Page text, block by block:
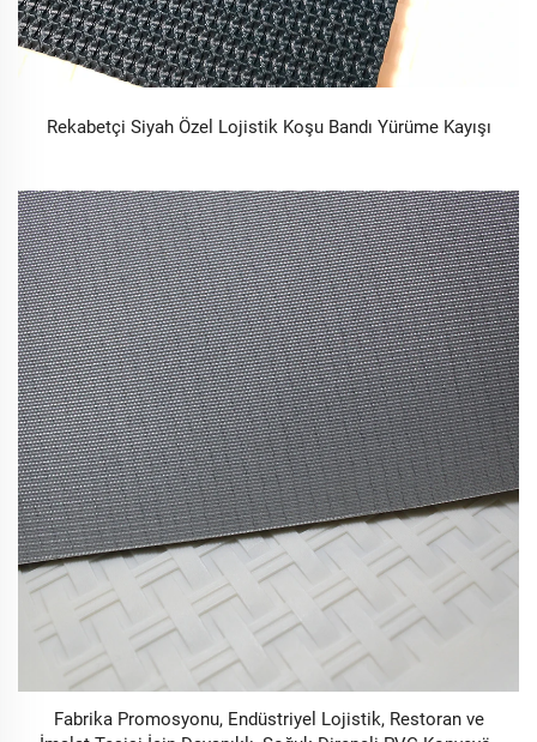
Rekabetçi Siyah Özel Lojistik Koşu Bandı Yürüme Kayışı
Fabrika Promosyonu, Endüstriyel Lojistik, Restoran ve